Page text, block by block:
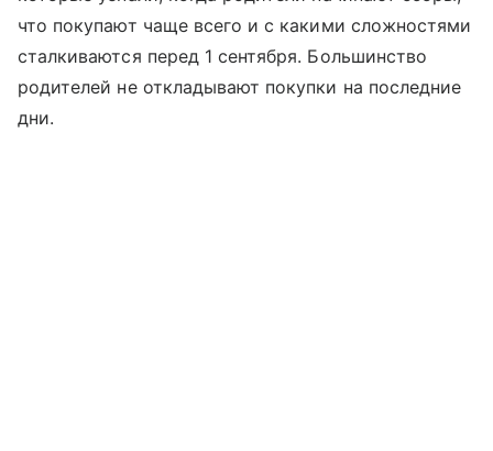
что покупают чаще всего и с какими сложностями
сталкиваются перед 1 сентября. Большинство
родителей не откладывают покупки на последние
дни.